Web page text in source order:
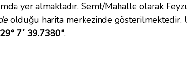
yer almaktadır. Semt/Mahalle olarak
olduğu harita merkezinde gösterilmektedir.
7´ 39.7380".